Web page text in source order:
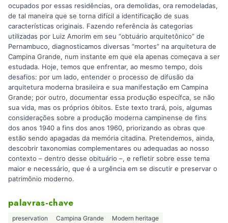
ocupados por essas residências, ora demolidas, ora remodeladas,
de tal maneira que se torna difícil a identificação de suas
características originais. Fazendo referência às categorias
utilizadas por Luiz Amorim em seu “obtuário arquitetônico” de
Pernambuco, diagnosticamos diversas “mortes” na arquitetura de
Campina Grande, num instante em que ela apenas começava a ser
estudada. Hoje, temos que enfrentar, ao mesmo tempo, dois
desafios: por um lado, entender o processo de difusão da
arquitetura moderna brasileira e sua manifestação em Campina
Grande; por outro, documentar essa produção específca, se não
sua vida, mas os próprios óbitos. Este texto trará, pois, algumas
considerações sobre a produção moderna campinense de fins
dos anos 1940 a fins dos anos 1960, priorizando as obras que
estão sendo apagadas da memória citadina. Pretendemos, ainda,
descobrir taxonomias complementares ou adequadas ao nosso
contexto – dentro desse obituário –, e refletir sobre esse tema
maior e necessário, que é a urgência em se discutir e preservar o
patrimônio moderno.
palavras-chave
preservation Campina Grande Modern heritage